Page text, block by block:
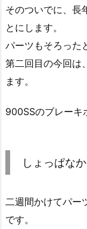
そのついでに、長
とにします。
パーツもそろった
第二回目の今回は
ます。
900SSのブレーキ
しょっぱな
二週間かけてパー
です。